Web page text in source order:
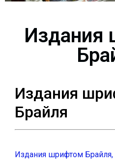
Издания
Издания
Брайля
Издания шрифтом